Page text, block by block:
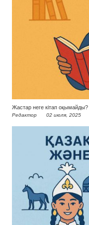
Жастар неге кітап оқымайды?
Редактор 02 июля, 2025